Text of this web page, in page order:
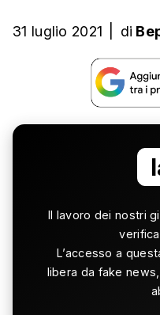
31 luglio 2021 di
Il lavoro dei nostri
L’accesso a
libera da fake